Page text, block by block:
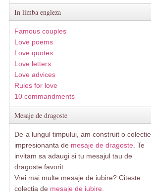
In limba engleza
Famous couples
Love poems
Love quotes
Love letters
Love advices
Rules for love
10 commandments
Mesaje de dragoste
De-a lungul timpului, am construit o colectie
impresionanta de mesaje de dragoste . Te
invitam sa adaugi si tu mesajul tau de
dragoste favorit.
Vrei mai multe mesaje de iubire? Citeste
colectia de mesaje de iubire.